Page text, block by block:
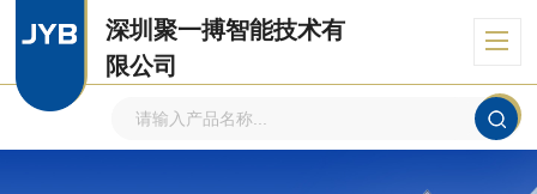
深圳聚一搏智能技术有
限公司